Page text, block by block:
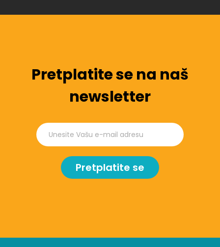
Pretplatite se na naš
newsletter
Pretplatite se